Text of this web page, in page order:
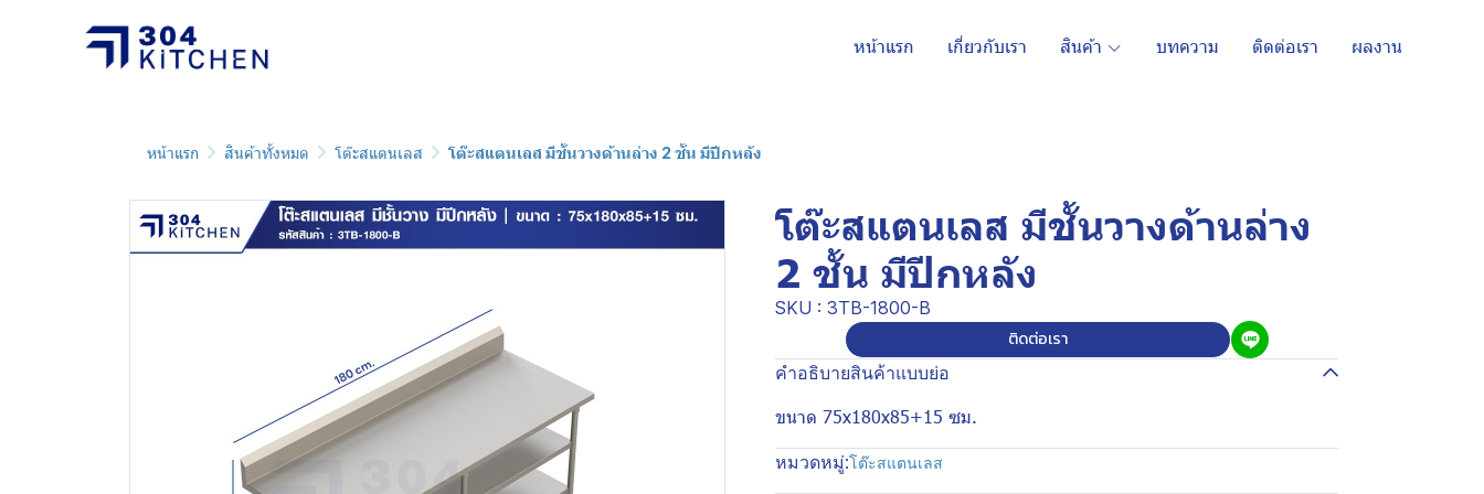
หน้าแรก เกี่ยวกับเรา สินค้า บทความ ติดต่อเรา ผลงาน
หน้าแรก สินค้าทั้งหมด โต๊ะสแตนเลส โต๊ะสแตนเลส มีชั้นวางด้านล่าง 2 ชั้น มีปีกหลัง
โต๊ะสแตนเลส มีชั้นวางด้านล่าง
2 ชั้น มีปีกหลัง
SKU : 3TB-1800-B
ติดต่อเรา
คำอธิบายสินค้าแบบย่อ
ขนาด 75x180x85+15 ซม.
หมวดหมู่:โต๊ะสแตนเลส